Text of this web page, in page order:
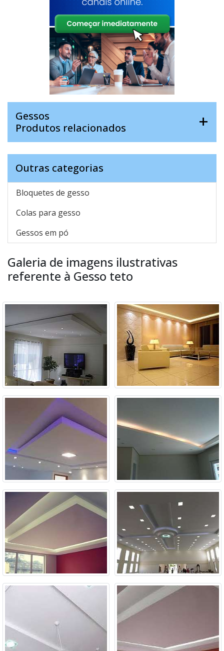
Gessos
Produtos relacionados
Outras categorias
Bloquetes de gesso
Colas para gesso
Gessos em pó
Galeria de imagens ilustrativas
referente à Gesso teto